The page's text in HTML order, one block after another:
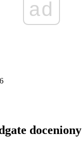
ad
doceniony